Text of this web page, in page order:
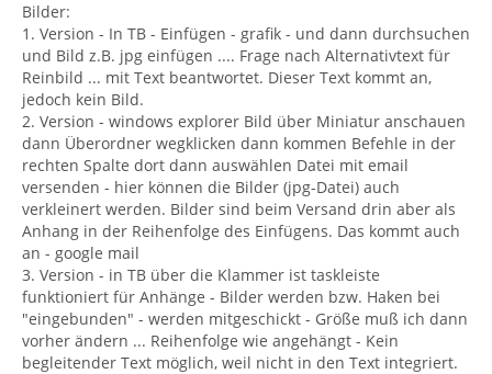
Bilder:
1. Version - In TB - Einfügen - grafik - und dann durchsuchen
und Bild z.B. jpg einfügen .... Frage nach Alternativtext für
Reinbild ... mit Text beantwortet. Dieser Text kommt an,
jedoch kein Bild.
2. Version - windows explorer Bild über Miniatur anschauen
dann Überordner wegklicken dann kommen Befehle in der
rechten Spalte dort dann auswählen Datei mit email
versenden - hier können die Bilder (jpg-Datei) auch
verkleinert werden. Bilder sind beim Versand drin aber als
Anhang in der Reihenfolge des Einfügens. Das kommt auch
an - google mail
3. Version - in TB über die Klammer ist taskleiste
funktioniert für Anhänge - Bilder werden bzw. Haken bei
"eingebunden" - werden mitgeschickt - Größe muß ich dann
vorher ändern ... Reihenfolge wie angehängt - Kein
begleitender Text möglich, weil nicht in den Text integriert.